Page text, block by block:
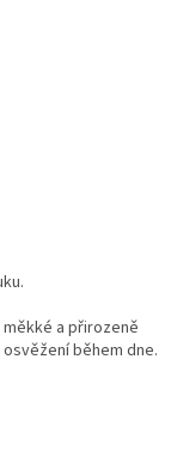
a přirozeně
během dne.